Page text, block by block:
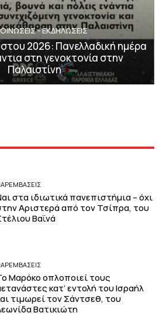
- ΕΚΔΗΛΩΣΕΙΣ
2026: Πανελλαδική ημέρα
στη γενοκτονία στην
Παλαιστίνη
στα ιδιωτικά πανεπιστήμια – όχι
Αριστερά από τον Τσίπρα, του
Βαϊνά
Μαρόκο οπλοποιεί τους
κατ’ εντολή του Ισραήλ
τιμωρεί τον Σάντσεθ, του
Βατικιώτη